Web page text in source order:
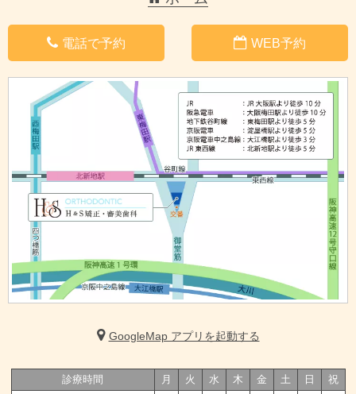
電話で予約 WEB予約
GoogleMap アプリを起動する
診療時間 月 火 水 木 金 土 日
祝